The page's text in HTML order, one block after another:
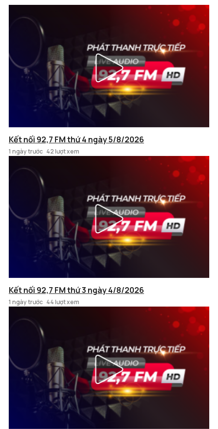
Kết nối 92,7 FM thứ 4 ngày 5/8/2026
1 ngày trước 42 lượt xem
Kết nối 92,7 FM thứ 3 ngày 4/8/2026
1 ngày trước 44 lượt xem